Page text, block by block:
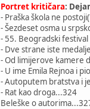
Portret kritičara:
- Praška škola ne
- Šezdeset osma u
- 55. Beogradski
- Dve strane iste
- Od limijerove kamere
- U ime Emila Rejnoa i
- Autoputem bratstva i
- Rat kao droga...324
Beleške o